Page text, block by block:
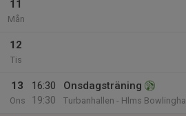
11
Mån
12
Tis
13
Ons
16:30
19:30
Onsdagsträning
Turbanhallen - Hlms Bowlinghall